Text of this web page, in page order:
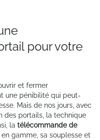
pour votre
et fermer
une pénibilité qui peut-
Mais de nos jours, avec
des portails, la technique
la télécommande de
gamme, sa souplesse et